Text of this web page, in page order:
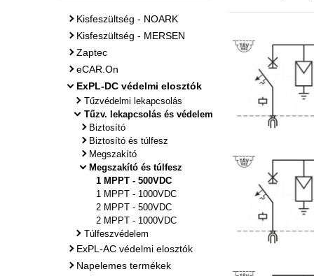
Kisfeszültség - NOARK
Kisfeszültség - MERSEN
Zaptec
eCAR.On
ExPL-DC védelmi elosztók
Tűzvédelmi lekapcsolás
Tűzv. lekapcsolás és védelem
Biztosító
Biztosító és túlfesz
Megszakító
Megszakító és túlfesz
1 MPPT - 500VDC
1 MPPT - 1000VDC
2 MPPT - 500VDC
2 MPPT - 1000VDC
Túlfeszvédelem
ExPL-AC védelmi elosztók
Napelemes termékek